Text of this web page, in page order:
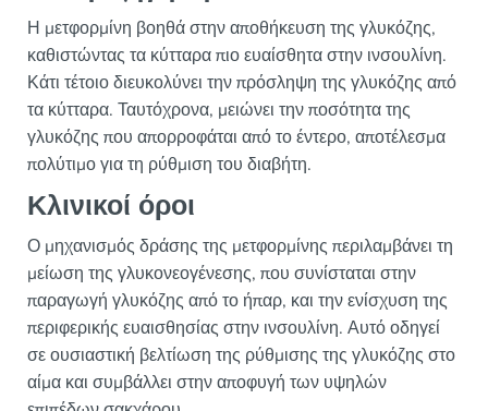
Η μετφορμίνη βοηθά στην αποθήκευση της γλυκόζης,
καθιστώντας τα κύτταρα πιο ευαίσθητα στην ινσουλίνη.
Κάτι τέτοιο διευκολύνει την πρόσληψη της γλυκόζης από
τα κύτταρα. Ταυτόχρονα, μειώνει την ποσότητα της
γλυκόζης που απορροφάται από το έντερο, αποτέλεσμα
πολύτιμο για τη ρύθμιση του διαβήτη.
Κλινικοί όροι
Ο μηχανισμός δράσης της μετφορμίνης περιλαμβάνει τη
μείωση της γλυκονεογένεσης, που συνίσταται στην
παραγωγή γλυκόζης από το ήπαρ, και την ενίσχυση της
περιφερικής ευαισθησίας στην ινσουλίνη. Αυτό οδηγεί
σε ουσιαστική βελτίωση της ρύθμισης της γλυκόζης στο
αίμα και συμβάλλει στην αποφυγή των υψηλών